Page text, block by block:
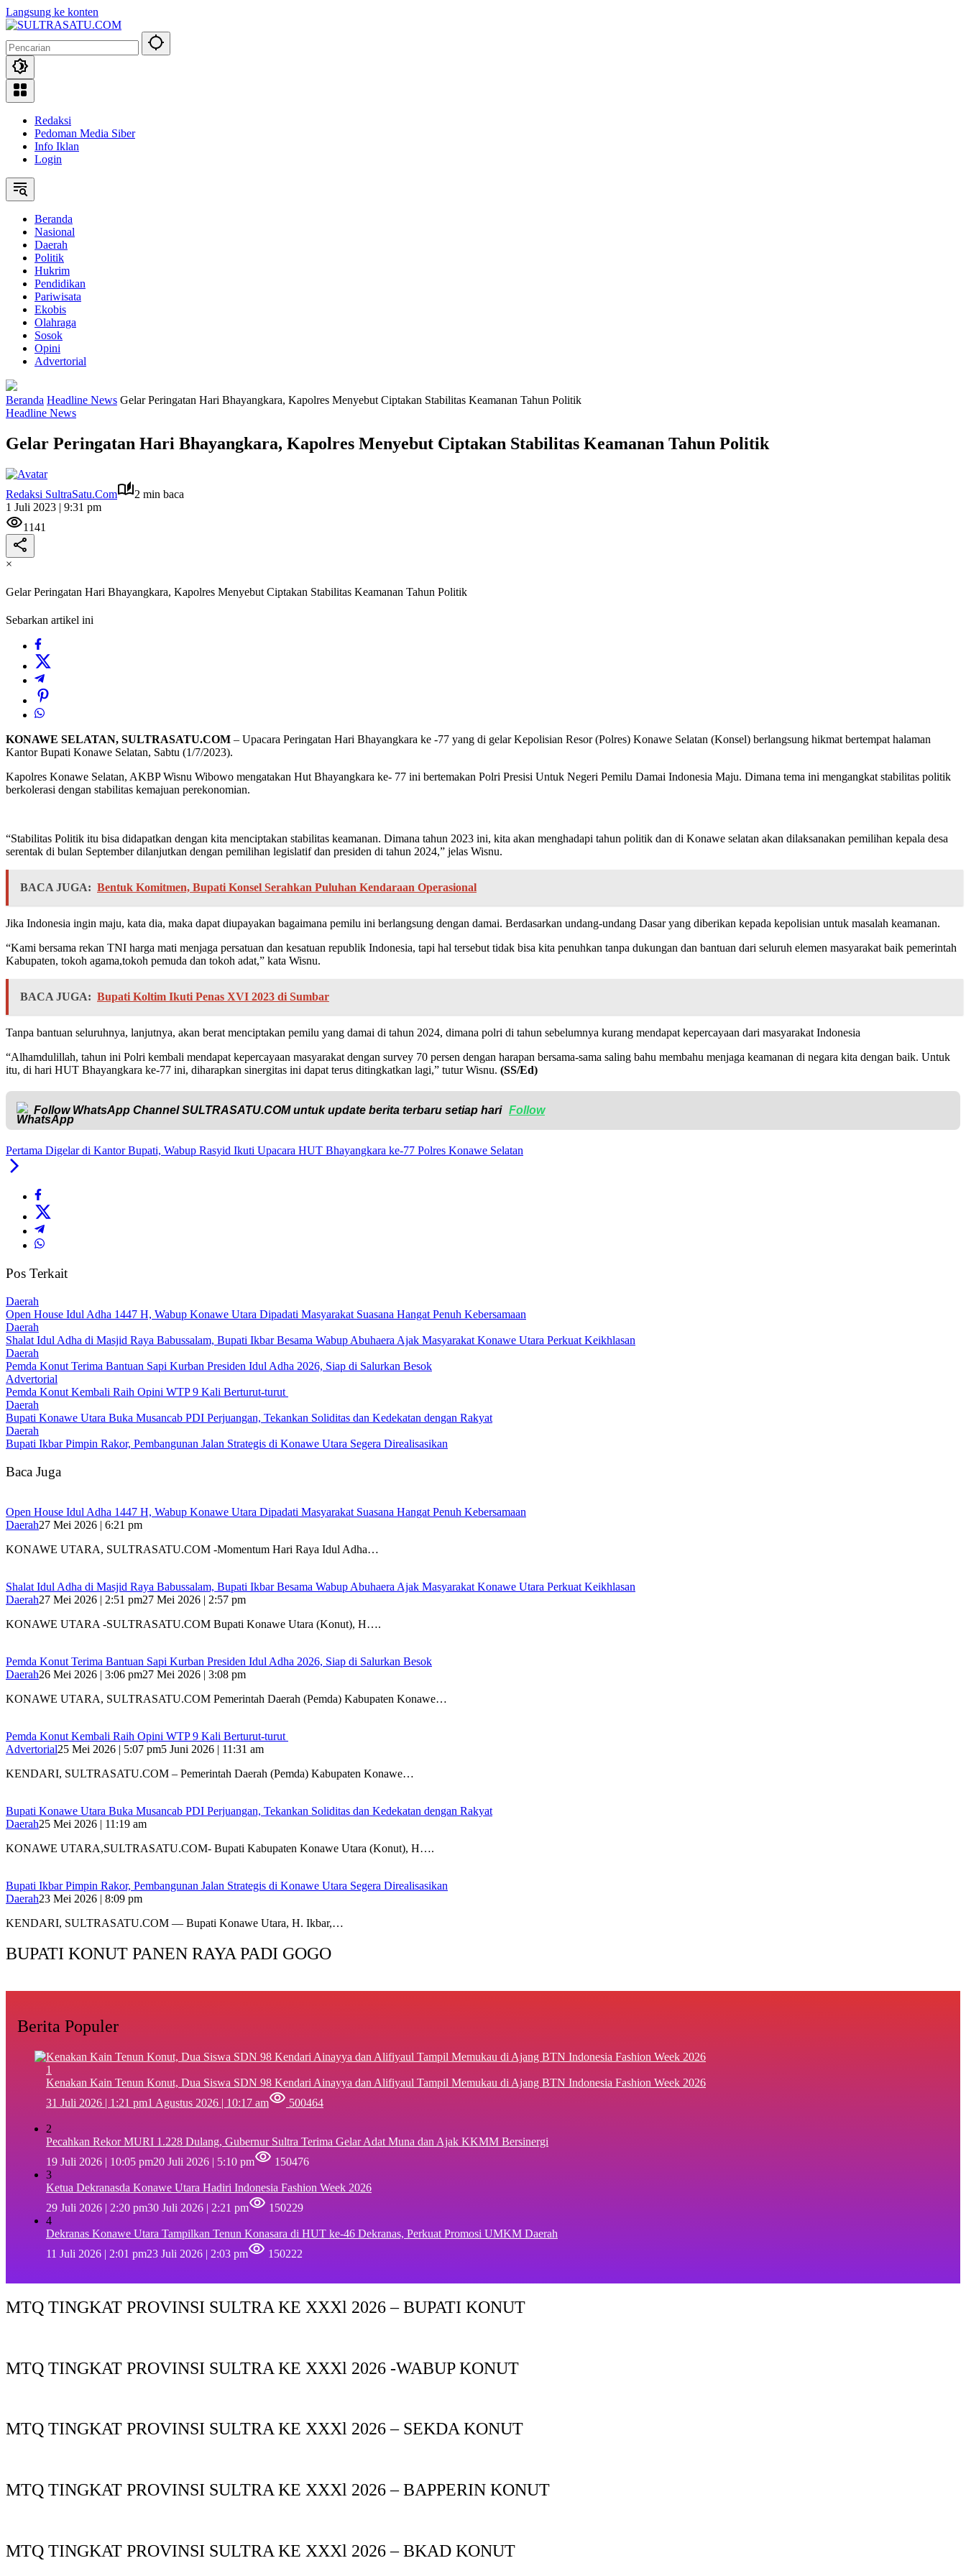
Langsung ke konten
Redaksi
Pedoman Media Siber
Info Iklan
Login
Beranda
Nasional
Daerah
Politik
Hukrim
Pendidikan
Pariwisata
Ekobis
Olahraga
Sosok
Opini
Advertorial
Beranda Headline News Gelar Peringatan Hari Bhayangkara, Kapolres Menyebut Ciptakan Stabilitas Keamanan Tahun Politik
Headline News
Gelar Peringatan Hari Bhayangkara, Kapolres Menyebut Ciptakan Stabilitas Keamanan Tahun Politik
Redaksi SultraSatu.Com
2 min baca
1 Juli 2023 | 9:31 pm
1141
×
Gelar Peringatan Hari Bhayangkara, Kapolres Menyebut Ciptakan Stabilitas Keamanan Tahun Politik
Sebarkan artikel ini
KONAWE SELATAN, SULTRASATU.COM – Upacara Peringatan Hari Bhayangkara ke -77 yang di gelar Kepolisian Resor (Polres) Konawe Selatan (Konsel) berlangsung hikmat bertempat halaman
Kantor Bupati Konawe Selatan, Sabtu (1/7/2023).
Kapolres Konawe Selatan, AKBP Wisnu Wibowo mengatakan Hut Bhayangkara ke- 77 ini bertemakan Polri Presisi Untuk Negeri Pemilu Damai Indonesia Maju. Dimana tema ini mengangkat stabilitas politik
berkolerasi dengan stabilitas kemajuan perekonomian.
“Stabilitas Politik itu bisa didapatkan dengan kita menciptakan stabilitas keamanan. Dimana tahun 2023 ini, kita akan menghadapi tahun politik dan di Konawe selatan akan dilaksanakan pemilihan kepala desa
serentak di bulan September dilanjutkan dengan pemilihan legislatif dan presiden di tahun 2024,” jelas Wisnu.
BACA JUGA: Bentuk Komitmen, Bupati Konsel Serahkan Puluhan Kendaraan Operasional
Jika Indonesia ingin maju, kata dia, maka dapat diupayakan bagaimana pemilu ini berlangsung dengan damai. Berdasarkan undang-undang Dasar yang diberikan kepada kepolisian untuk masalah keamanan.
“Kami bersama rekan TNI harga mati menjaga persatuan dan kesatuan republik Indonesia, tapi hal tersebut tidak bisa kita penuhkan tanpa dukungan dan bantuan dari seluruh elemen masyarakat baik pemerintah
Kabupaten, tokoh agama,tokoh pemuda dan tokoh adat,” kata Wisnu.
BACA JUGA: Bupati Koltim Ikuti Penas XVI 2023 di Sumbar
Tanpa bantuan seluruhnya, lanjutnya, akan berat menciptakan pemilu yang damai di tahun 2024, dimana polri di tahun sebelumnya kurang mendapat kepercayaan dari masyarakat Indonesia
“Alhamdulillah, tahun ini Polri kembali mendapat kepercayaan masyarakat dengan survey 70 persen dengan harapan bersama-sama saling bahu membahu menjaga keamanan di negara kita dengan baik. Untuk
itu, di hari HUT Bhayangkara ke-77 ini, diharapkan sinergitas ini dapat terus ditingkatkan lagi,” tutur Wisnu. (SS/Ed)
Follow WhatsApp ChannelSULTRASATU.COMuntuk update berita terbaru setiap hari Follow
Pertama Digelar di Kantor Bupati, Wabup Rasyid Ikuti Upacara HUT Bhayangkara ke-77 Polres Konawe Selatan
Pos Terkait
Daerah
Open House Idul Adha 1447 H, Wabup Konawe Utara Dipadati Masyarakat Suasana Hangat Penuh Kebersamaan
Daerah
Shalat Idul Adha di Masjid Raya Babussalam, Bupati Ikbar Besama Wabup Abuhaera Ajak Masyarakat Konawe Utara Perkuat Keikhlasan
Daerah
Pemda Konut Terima Bantuan Sapi Kurban Presiden Idul Adha 2026, Siap di Salurkan Besok
Advertorial
Pemda Konut Kembali Raih Opini WTP 9 Kali Berturut-turut
Daerah
Bupati Konawe Utara Buka Musancab PDI Perjuangan, Tekankan Soliditas dan Kedekatan dengan Rakyat
Daerah
Bupati Ikbar Pimpin Rakor, Pembangunan Jalan Strategis di Konawe Utara Segera Direalisasikan
Baca Juga
Open House Idul Adha 1447 H, Wabup Konawe Utara Dipadati Masyarakat Suasana Hangat Penuh Kebersamaan
Daerah27 Mei 2026 | 6:21 pm
KONAWE UTARA, SULTRASATU.COM -Momentum Hari Raya Idul Adha…
Shalat Idul Adha di Masjid Raya Babussalam, Bupati Ikbar Besama Wabup Abuhaera Ajak Masyarakat Konawe Utara Perkuat Keikhlasan
Daerah27 Mei 2026 | 2:51 pm27 Mei 2026 | 2:57 pm
KONAWE UTARA -SULTRASATU.COM Bupati Konawe Utara (Konut), H….
Pemda Konut Terima Bantuan Sapi Kurban Presiden Idul Adha 2026, Siap di Salurkan Besok
Daerah26 Mei 2026 | 3:06 pm27 Mei 2026 | 3:08 pm
KONAWE UTARA, SULTRASATU.COM Pemerintah Daerah (Pemda) Kabupaten Konawe…
Pemda Konut Kembali Raih Opini WTP 9 Kali Berturut-turut
Advertorial25 Mei 2026 | 5:07 pm5 Juni 2026 | 11:31 am
KENDARI, SULTRASATU.COM – Pemerintah Daerah (Pemda) Kabupaten Konawe…
Bupati Konawe Utara Buka Musancab PDI Perjuangan, Tekankan Soliditas dan Kedekatan dengan Rakyat
Daerah25 Mei 2026 | 11:19 am
KONAWE UTARA,SULTRASATU.COM- Bupati Kabupaten Konawe Utara (Konut), H….
Bupati Ikbar Pimpin Rakor, Pembangunan Jalan Strategis di Konawe Utara Segera Direalisasikan
Daerah23 Mei 2026 | 8:09 pm
KENDARI, SULTRASATU.COM — Bupati Konawe Utara, H. Ikbar,…
BUPATI KONUT PANEN RAYA PADI GOGO
Berita Populer
1
‎Kenakan Kain Tenun Konut, Dua Siswa SDN 98 Kendari Ainayya dan Alifiyaul Tampil Memukau di Ajang BTN Indonesia Fashion Week 2026
31 Juli 2026 | 1:21 pm1 Agustus 2026 | 10:17 am 500464
2
Pecahkan Rekor MURI 1.228 Dulang, Gubernur Sultra Terima Gelar Adat Muna dan Ajak KKMM Bersinergi
19 Juli 2026 | 10:05 pm20 Juli 2026 | 5:10 pm
150476
3
Ketua Dekranasda Konawe Utara Hadiri Indonesia Fashion Week 2026
29 Juli 2026 | 2:20 pm30 Juli 2026 | 2:21 pm
150229
4
Dekranas Konawe Utara Tampilkan Tenun Konasara di HUT ke-46 Dekranas, Perkuat Promosi UMKM Daerah
11 Juli 2026 | 2:01 pm23 Juli 2026 | 2:03 pm 150222
MTQ TINGKAT PROVINSI SULTRA KE XXXl 2026 – BUPATI KONUT
MTQ TINGKAT PROVINSI SULTRA KE XXXl 2026 -WABUP KONUT
MTQ TINGKAT PROVINSI SULTRA KE XXXl 2026 – SEKDA KONUT
MTQ TINGKAT PROVINSI SULTRA KE XXXl 2026 – BAPPERIN KONUT
MTQ TINGKAT PROVINSI SULTRA KE XXXl 2026 – BKAD KONUT